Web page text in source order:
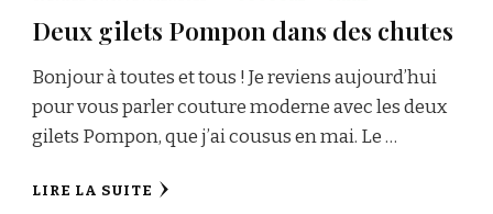
Deux gilets Pompon dans des chutes
Bonjour à toutes et tous ! Je reviens aujourd’hui
pour vous parler couture moderne avec les deux
gilets Pompon, que j’ai cousus en mai. Le …
LIRE LA SUITE